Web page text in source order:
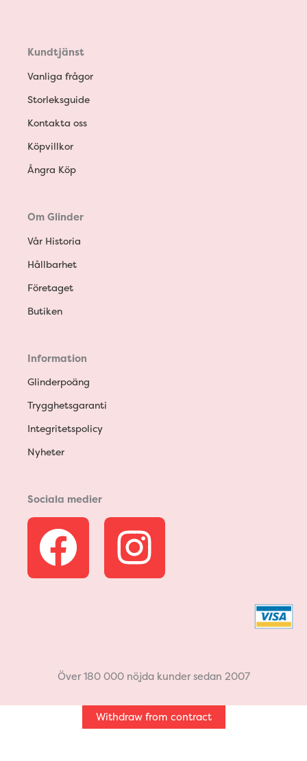
Kundtjänst
Vanliga frågor
Storleksguide
Kontakta oss
Köpvillkor
Ångra Köp
Om Glinder
Vår Historia
Hållbarhet
Företaget
Butiken
Information
Glinderpoäng
Trygghetsgaranti
Integritetspolicy
Nyheter
Sociala medier
F
a
b
o
I
n
a
g
Över 180 000 nöjda kunder sedan 2007
Withdraw from contract